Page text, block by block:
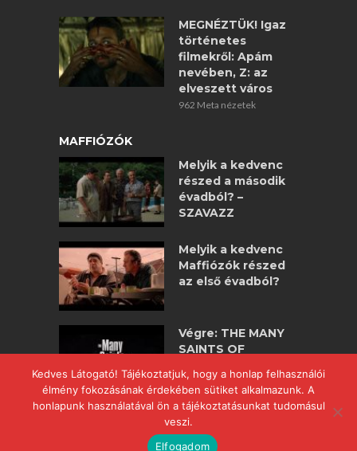
MEGNÉZTÜK! Igaz
történetes
filmekről: Apám
nevében, Z: az
elveszett város
962 Meta nézetek
MAFFIÓZÓK
Melyik a kedvenc
részed a második
évadból? –
SZAVAZZ
Melyik a kedvenc
Maffiózók részed
az első évadból?
Végre: THE MANY
SAINTS OF
maffiózók
nagyjátékfilm!
COPYRIGHT © 2017 POWERED BYWWW.MAFFIOZOK.HU
Kedves Látogató! Tájékoztatjuk, hogy a honlap felhasználói
élmény fokozásának érdekében sütiket alkalmazunk. A
honlapunk használatával ön a tájékoztatásunkat tudomásul
veszi.
Elfogadom